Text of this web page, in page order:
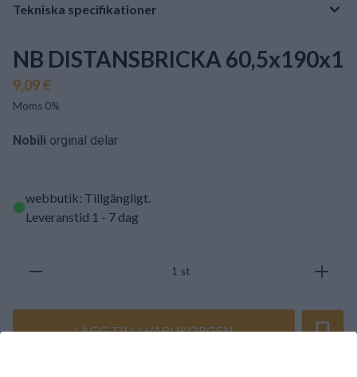
Tekniska specifikationer
NB DISTANSBRICKA 60,5x190x1
9,09 €
Moms 0%
Nobili orginal delar
webbutik: Tillgängligt.
Leveranstid 1 - 7 dag
st
LÄGG TILL I VARUKORGEN